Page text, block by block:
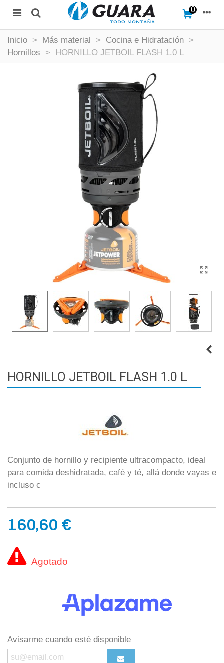
0
Inicio > Más material > Cocina e Hidratación >
Hornillos
> HORNILLO JETBOIL FLASH 1.0 L
HORNILLO JETBOIL FLASH 1.0 L
Conjunto de hornillo y recipiente ultracompacto, ideal
para comida deshidratada, café y té, allá donde vayas e
incluso c
160,60 €
Agotado
Avisarme cuando esté disponible